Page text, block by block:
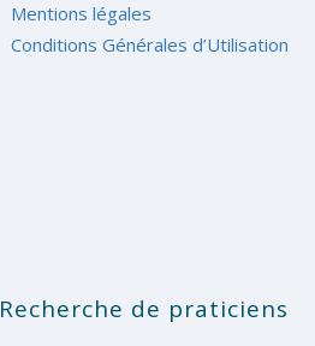
Mentions légales
Conditions Générales d’Utilisation
Recherche de praticiens